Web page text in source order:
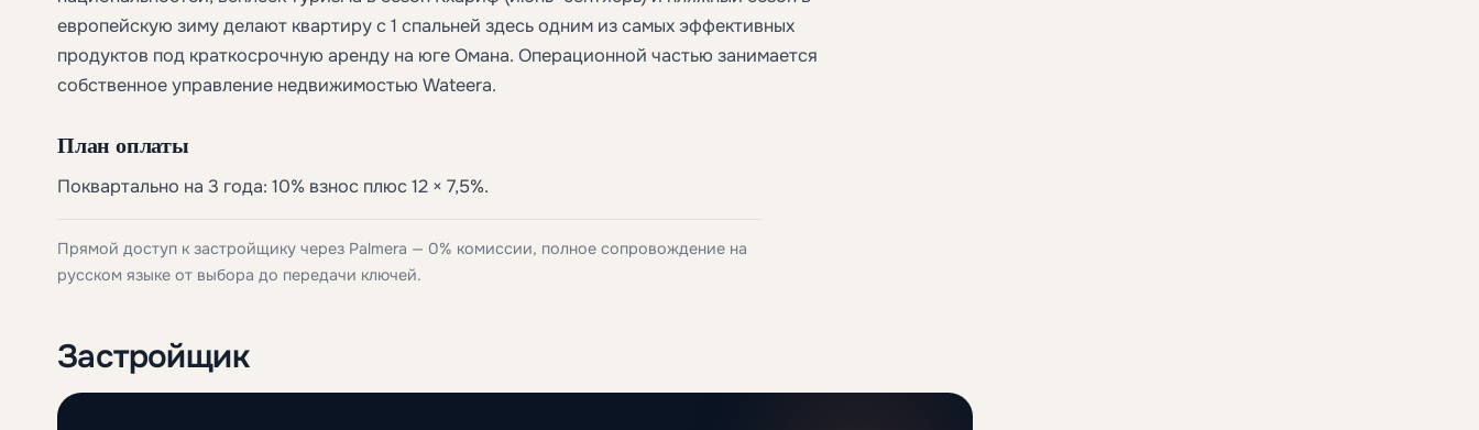
европейскую зиму делают квартиру с 1 спальней здесь одним из самых эффективных
продуктов под краткосрочную аренду на юге Омана. Операционной частью занимается
собственное управление недвижимостью Wateera.
План оплаты
Поквартально на 3 года: 10% взнос плюс 12 × 7,5%.
Прямой доступ к застройщику через Palmera — 0% комиссии, полное сопровождение на
русском языке от выбора до передачи ключей.
Застройщик